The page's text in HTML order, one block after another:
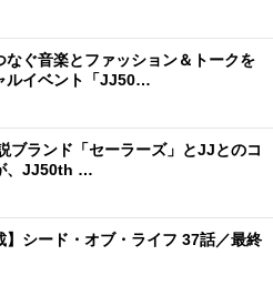
なぐ音楽とファッション＆トークを
ルイベント「JJ50…
ブランド「セーラーズ」とJJとのコ
、JJ50th …
】シード・オブ・ライフ 37話／最終